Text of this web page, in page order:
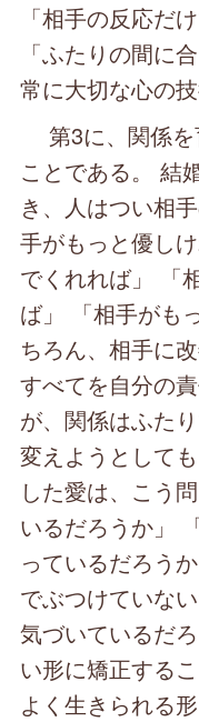
「相手の反応だ
「ふたりの間に
常に大切な心の技
第3に、関係を
ことである。 結
き、人はつい相
手がもっと優し
でくれれば」 「
ば」 「相手がも
ちろん、相手に
すべてを自分の
が、関係はふた
変えようとして
した愛は、こう
いるだろうか」
っているだろう
でぶつけていな
気づいているだ
い形に矯正する
よく生きられる